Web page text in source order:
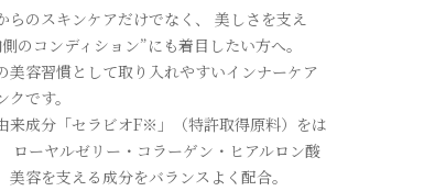
らのスキンケアだけでなく、 美しさを支え
のコンディション”にも着目したい方へ。
美容習慣として取り入れやすいインナーケア
クです。
来成分「セラビオF※」（特許取得原料）をは
ローヤルゼリー・コラーゲン・ヒアルロン酸
美容を支える成分をバランスよく配合。